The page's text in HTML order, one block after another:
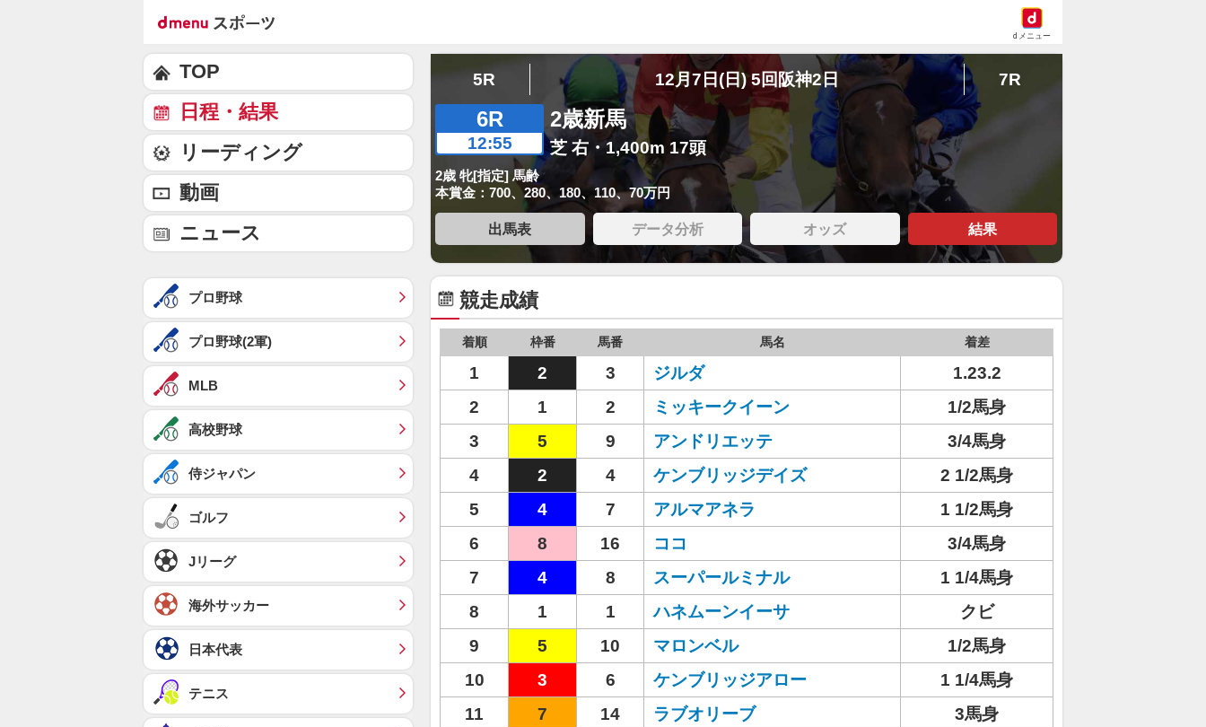
dメニュー
5R 12月7日(日) 5回阪神2日 7R
6R
12:55
2歳新馬
芝 右・1,400m 17頭
2歳 牝[指定] 馬齢
本賞金：700、280、180、110、70万円
出馬表 データ分析 オッズ 結果
競走成績
着順 枠番 馬番 馬名 着差
1 2 3 ジルダ
1.23.2
2
1 2 ミッキークイーン
1/2馬身
3
5 9 アンドリエッテ
3/4馬身
4
2 4 ケンブリッジデイズ
2 1/2馬身
5
4 7 アルマアネラ
1 1/2馬身
6
8 16 ココ
3/4馬身
7
4 8 スーパールミナル
1 1/4馬身
8
1 1 ハネムーンイーサ
クビ
9
5 10 マロンベル
1/2馬身
10
3 6 ケンブリッジアロー
1 1/4馬身
11
7 14 ラブオリーブ
3馬身
TOP
日程・結果
リーディング
動画
ニュース
プロ野球
プロ野球(2軍)
MLB
高校野球
侍ジャパン
ゴルフ
Jリーグ
海外サッカー
日本代表
テニス